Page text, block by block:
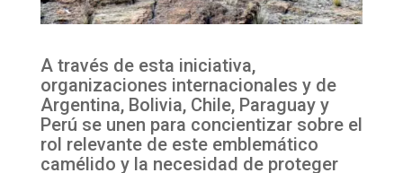
A través de esta iniciativa,
organizaciones internacionales y de
Argentina, Bolivia, Chile, Paraguay y
Perú se unen para concientizar sobre el
rol relevante de este emblemático
camélido y la necesidad de proteger